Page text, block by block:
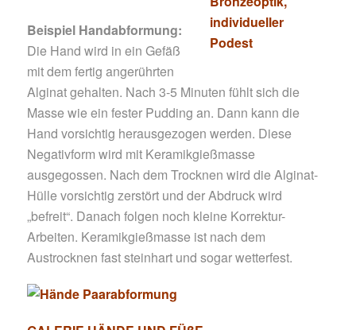
Beispiel Handabformung:
Die Hand wird in ein Gefäß
mit dem fertig angerührten
Alginat gehalten. Nach 3-5 Minuten fühlt sich die
Masse wie ein fester Pudding an. Dann kann die
Hand vorsichtig herausgezogen werden. Diese
Negativform wird mit Keramikgießmasse
ausgegossen. Nach dem Trocknen wird die Alginat-
Hülle vorsichtig zerstört und der Abdruck wird
„befreit“. Danach folgen noch kleine Korrektur-
Arbeiten. Keramikgießmasse ist nach dem
Austrocknen fast steinhart und sogar wetterfest.